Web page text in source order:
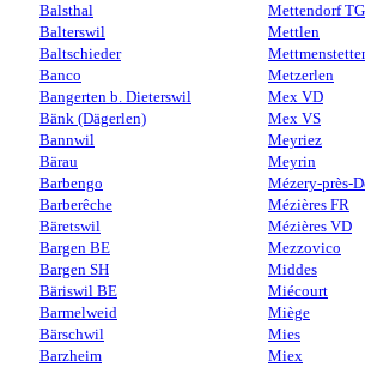
Balsthal
Balterswil
Baltschieder
Banco
Bangerten b. Dieterswil
Bänk (Dägerlen)
Bannwil
Bärau
Barbengo
Barberêche
Bäretswil
Bargen BE
Bargen SH
Bäriswil BE
Barmelweid
Bärschwil
Barzheim
Mettendorf TG
Mettlen
Metzerlen
Mex VD
Mex VS
Meyriez
Meyrin
Mézery-près-
Mézières FR
Mézières VD
Mezzovico
Middes
Miécourt
Miège
Mies
Miex